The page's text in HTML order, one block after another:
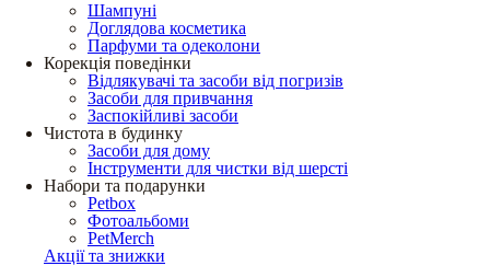
Шампуні
Доглядова косметика
Парфуми та одеколони
Корекція поведінки
Відлякувачі та засоби від погризів
Засоби для привчання
Заспокійливі засоби
Чистота в будинку
Засоби для дому
Інструменти для чистки від шерсті
Набори та подарунки
Petbox
Фотоальбоми
PetMerch
Акції та знижки